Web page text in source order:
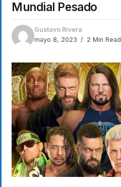
Mundial Pesado
Gustavo Rivera
mayo 8, 2023
2 Min Read